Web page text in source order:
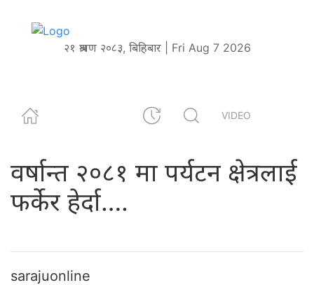
२१ श्रावण २०८३, बिहिबार | Fri Aug 7 2026
VIDEO
वर्षान्त २०८१ मा पर्यटन क्षेत्रलाई
फर्केर हेर्दा….
sarajuonline